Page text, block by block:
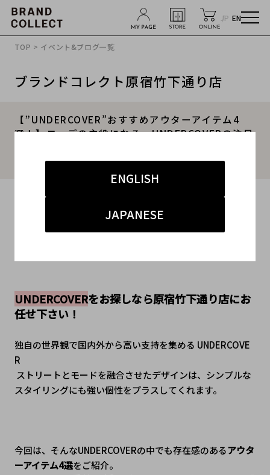
JP EN
ENGLISH
JAPANESE
TOP > イベント&ブログ一覧
ブランドコレクト原宿竹下通り店
【”UNDERCOVER”おすすめアウターアイテム4
選！】コーデの主役になる、UNDERCOVERの注目
ススメアイテムをご紹介！
2026.03.25
#アンダーカバー
UNDERCOVERをお探しなら原宿竹下通り店にお
任せ下さい！
独自の世界観で国内外から高い支持を集める UNDERCOVE
R
スタイリングにも強い個性をプラスしてくれます。
今回は、そんなUNDERCOVERの中でも存在感のあるアウタ
ーアイテム4選をご紹介。